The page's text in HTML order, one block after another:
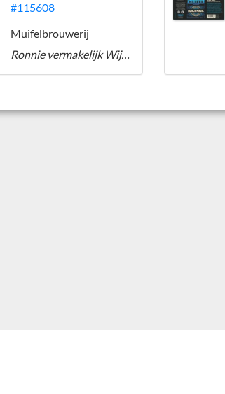
#115608
Muifelbrouwerij
Ronnie vermakelijk Wijchens bier